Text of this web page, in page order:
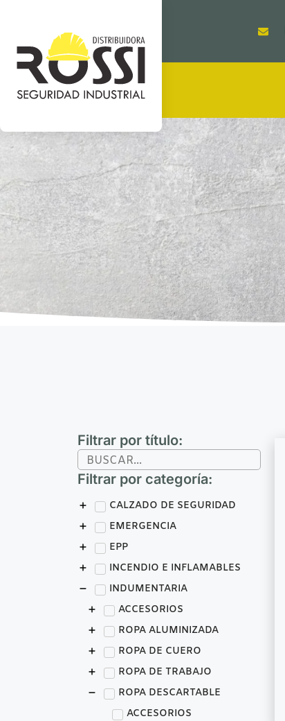
Filtrar por título:
Filtrar por categoría:
CALZADO DE SEGURIDAD
EMERGENCIA
EPP
INCENDIO E INFLAMABLES
INDUMENTARIA
ACCESORIOS
ROPA ALUMINIZADA
ROPA DE CUERO
ROPA DE TRABAJO
ROPA DESCARTABLE
ACCESORIOS